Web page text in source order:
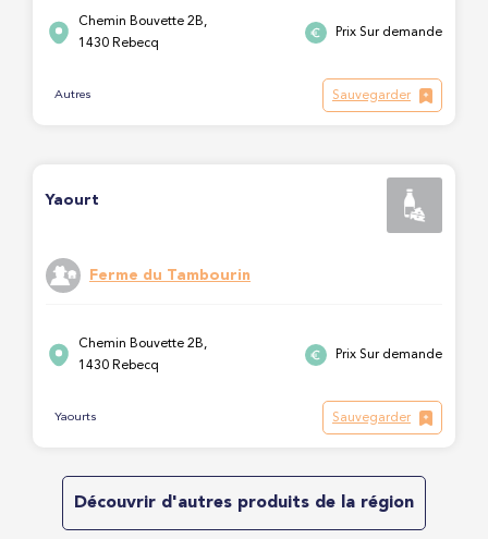
Chemin Bouvette 2B,
1430 Rebecq
Prix Sur demande
Autres Sauvegarder
Yaourt
Ferme du Tambourin
Chemin Bouvette 2B,
1430 Rebecq
Prix Sur demande
Yaourts Sauvegarder
Découvrir d'autres produits de la région